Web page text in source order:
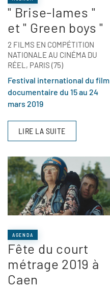
" Brise-lames "
et " Green boys "
2 FILMS EN COMPÉTITION
NATIONALE AU CINÉMA DU
RÉEL, PARIS (75)
Festival international du film
documentaire du 15 au 24
mars 2019
LIRE LA SUITE
AGENDA
Fête du court
métrage 2019 à
Caen